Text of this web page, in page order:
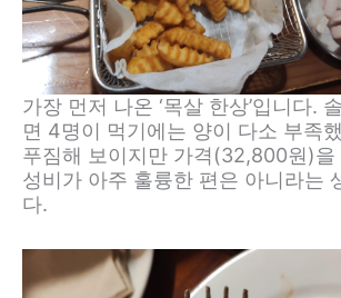
가장 먼저 나온 ‘목살 한상’입니다.
면 4명이 먹기에는 양이 다소 부족
푸짐해 보이지만 가격(32,800원)을
성비가 아주 훌륭한 편은 아니라는
다.